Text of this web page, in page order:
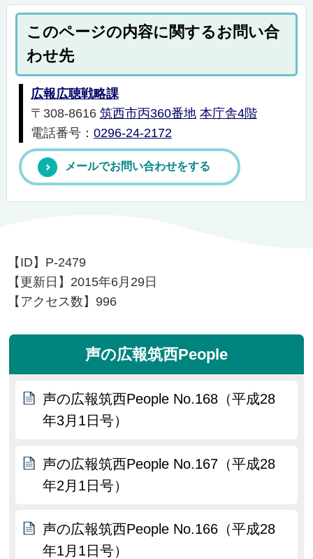
このページの内容に関するお問い合
わせ先
広報広聴戦略課
〒308-8616 筑西市丙360番地 本庁舎4階
電話番号： 0296-24-2172
メールでお問い合わせをする
【ID】 P-2479
【更新日】 2015年6月29日
【アクセス数】996
声の広報筑西People
声の広報筑西People No.168（平成28
年3月1日号）
声の広報筑西People No.167（平成28
年2月1日号）
声の広報筑西People No.166（平成28
年1月1日号）